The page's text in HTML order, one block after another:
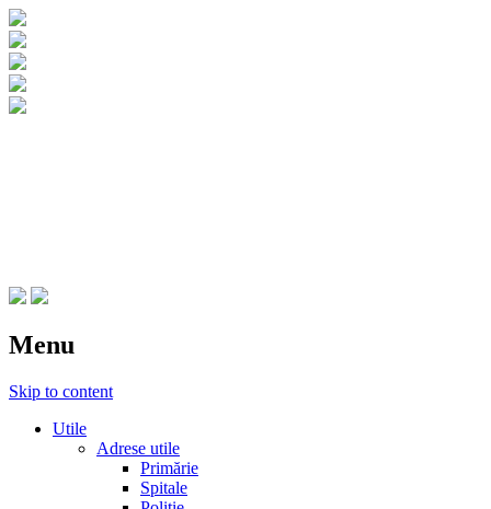
Menu
Skip to content
Utile
Adrese utile
Primărie
Spitale